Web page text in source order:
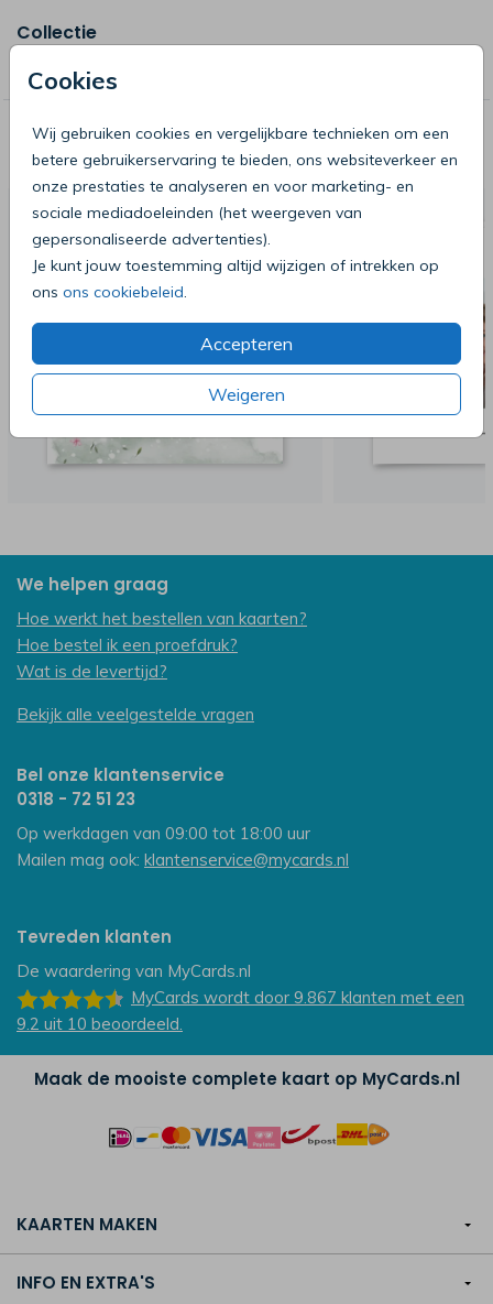
Cookies
Wij gebruiken cookies en vergelijkbare technieken om een
betere gebruikerservaring te bieden, ons websiteverkeer en
onze prestaties te analyseren en voor marketing- en
sociale mediadoeleinden (het weergeven van
gepersonaliseerde advertenties).
Je kunt jouw toestemming altijd wijzigen of intrekken op
ons ons cookiebeleid.
Accepteren
Weigeren
Collectie
Jille Jille Kaartjes
Deze producten zijn wellicht ook iets
voor je
We helpen graag
Hoe werkt het bestellen van kaarten?
Hoe bestel ik een proefdruk?
Wat is de levertijd?
Bekijk alle veelgestelde vragen
Bel onze klantenservice
0318 - 72 51 23
Op werkdagen van 09:00 tot 18:00 uur
Mailen mag ook: klantenservice@mycards.nl
Tevreden klanten
De waardering van MyCards.nl
MyCards wordt door 9.867 klanten met een
9.2 uit 10 beoordeeld.
Maak de mooiste complete kaart op MyCards.nl
KAARTEN MAKEN
INFO EN EXTRA'S